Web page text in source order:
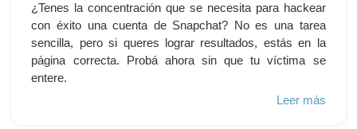
¿Tenes la concentración que se necesita para hackear
con éxito una cuenta de Snapchat? No es una tarea
sencilla, pero si queres lograr resultados, estás en la
página correcta. Probá ahora sin que tu víctima se
entere.
Leer más